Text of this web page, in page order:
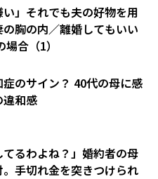
い」それでも夫の好物を用
胸の内／離婚してもいい
合（1）
のサイン？ 40代の母に感
違和感
てるわよね？」婚約者の母
手切れ金を突きつけられ